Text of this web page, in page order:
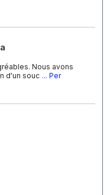
Nous avons
d'un souc ... Per